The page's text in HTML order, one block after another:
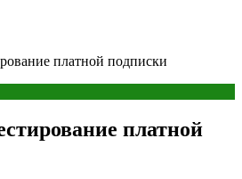
платной подписки
платной